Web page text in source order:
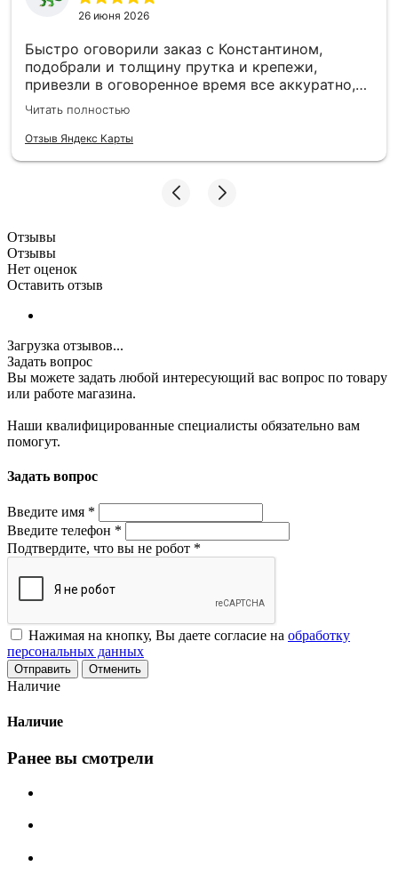
26 июня 2026
Быстро оговорили заказ с Константином,
подобрали и толщину прутка и крепежи,
привезли в оговоренное время все аккуратно,
заборные пролеты теперь радуют глаз и ждут
монтажа. Единственное то, что при доставке не
було терминала, наличку, чтобы без сдачи найти
Читать полностью
Отзыв Яндекс Карты
Отзывы
Отзывы
Нет оценок
Оставить отзыв
Загрузка отзывов...
Задать вопрос
Вы можете задать любой интересующий вас вопрос по товару
или работе магазина.
Наши квалифицированные специалисты обязательно вам
помогут.
Задать вопрос
Введите имя *
Введите телефон *
Подтвердите, что вы не робот *
Нажимая на кнопку, Вы даете согласие на обработку
персональных данных
Отменить
Наличие
Наличие
Ранее вы смотрели